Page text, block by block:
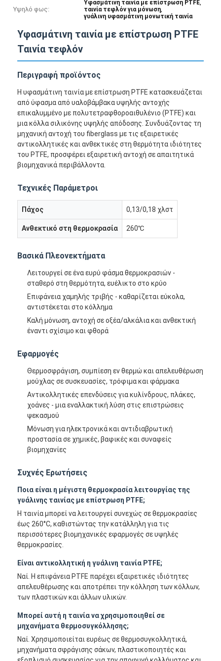
Προϊόντα
Περίπου εμείς
Υψηλό φως:
Υφασμάτινη ταινία με επίστρωση PTFE,
ταινία τεφλόν για μόνωση,
γυάλινη υφασμάτινη μονωτική ταινία
Υφασμάτινη ταινία με επίστρωση PTFE
Ταινία τεφλόν
Περιγραφή προϊόντος
Η υφασμάτινη ταινία με επίστρωση PTFE κατασκευάζεται
από ύφασμα από υαλοβάμβακα υψηλής αντοχής
επικαλυμμένο με πολυτετραφθοροαιθυλένιο (PTFE) και
μια κόλλα σιλικόνης υψηλής απόδοσης. Συνδυάζοντας τη
μηχανική αντοχή του fiberglass με τις εξαιρετικές
αντικολλητικές και ανθεκτικές στη θερμότητα ιδιότητες
του PTFE, προσφέρει εξαιρετική αντοχή σε απαιτητικά
βιομηχανικά περιβάλλοντα.
Τεχνικές Παράμετροι
Πάχος 0,13/0,18 χλστ
Ανθεκτικό στη θερμοκρασία 260℃
Βασικά Πλεονεκτήματα
Λειτουργεί σε ένα ευρύ φάσμα θερμοκρασιών -
σταθερό στη θερμότητα, ευέλικτο στο κρύο
Επιφάνεια χαμηλής τριβής - καθαρίζεται εύκολα,
αντιστέκεται στο κόλλημα
Καλή μόνωση, αντοχή σε οξέα/αλκάλια και ανθεκτική
έναντι σχίσιμο και φθορά
Εφαρμογές
Θερμοσφράγιση, συμπίεση εν θερμώ και απελευθέρωση
μούχλας σε συσκευασίες, τρόφιμα και φάρμακα
Αντικολλητικές επενδύσεις για κυλίνδρους, πλάκες,
χοάνες - μια εναλλακτική λύση στις επιστρώσεις
ψεκασμού
Μόνωση για ηλεκτρονικά και αντιδιαβρωτική
προστασία σε χημικές, βαφικές και συναφείς
βιομηχανίες
Συχνές Ερωτήσεις
Ποια είναι η μέγιστη θερμοκρασία λειτουργίας της
γυάλινης ταινίας με επίστρωση PTFE;
Η ταινία μπορεί να λειτουργεί συνεχώς σε θερμοκρασίες
έως 260°C, καθιστώντας την κατάλληλη για τις
περισσότερες βιομηχανικές εφαρμογές σε υψηλές
θερμοκρασίες.
Είναι αντικολλητική η γυάλινη ταινία PTFE;
Ναί. Η επιφάνεια PTFE παρέχει εξαιρετικές ιδιότητες
απελευθέρωσης και αποτρέπει την κόλληση των κόλλων,
των πλαστικών και άλλων υλικών.
Μπορεί αυτή η ταινία να χρησιμοποιηθεί σε
μηχανήματα θερμοσυγκόλλησης;
Ναί. Χρησιμοποιείται ευρέως σε θερμοσυγκολλητικά,
μηχανήματα σφράγισης σάκων, πλαστικοποιητές και